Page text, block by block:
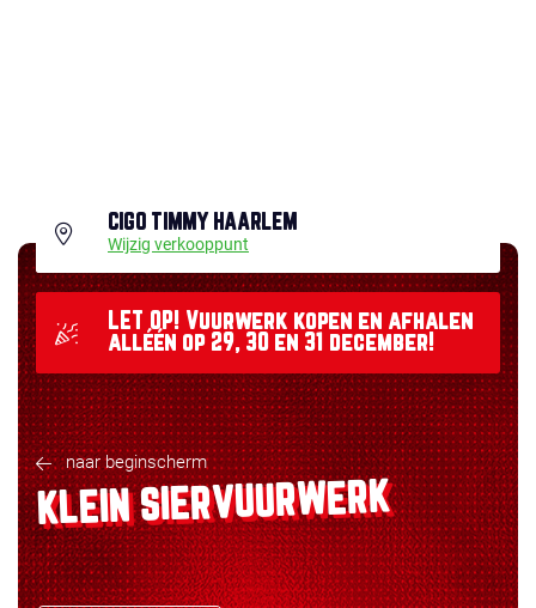
CIGO TIMMY HAARLEM
Wijzig verkooppunt
LET OP! Vuurwerk kopen en afhalen
alléén op 29, 30 en 31 december!
naar beginscherm
KLEIN SIERVUURWERK